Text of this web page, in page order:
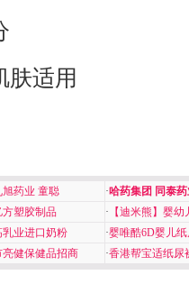
肤适用
旭药业 童聪 ·哈药集团 同泰
方塑胶制品 · 【迪米熊】婴幼
乳业进口奶粉 ·婴唯酷6D婴儿
亮健保健品招商 ·香港帮宝适纸尿